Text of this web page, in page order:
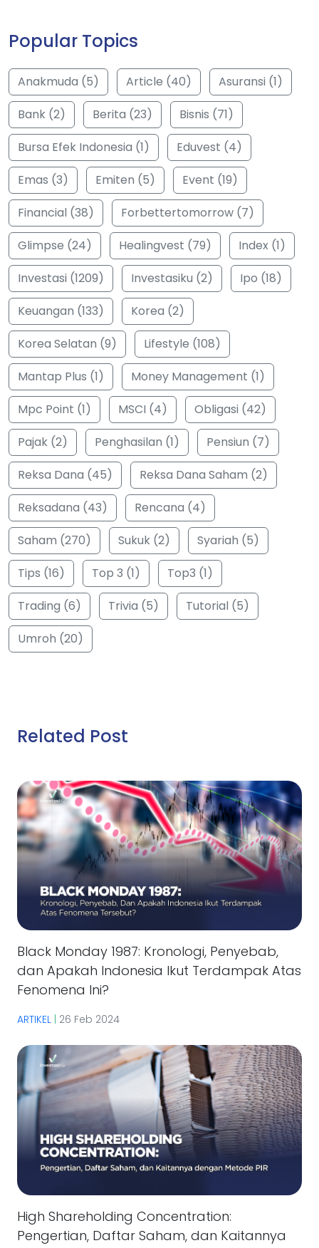
Popular Topics
Anakmuda (5) Article (40)
Asuransi (1)
Bank (2)
Berita (23)
Bisnis (71)
Bursa Efek Indonesia (1)
Eduvest (4)
Emas (3)
Emiten (5)
Event (19)
Financial (38)
Forbettertomorrow (7)
Glimpse (24)
Healingvest (79)
Index (1)
Investasi (1209)
Investasiku (2)
Ipo (18)
Keuangan (133)
Korea (2)
Korea Selatan (9)
Lifestyle (108)
Mantap Plus (1)
Money Management (1)
Mpc Point (1)
MSCI (4)
Obligasi (42)
Pajak (2)
Penghasilan (1)
Pensiun (7)
Reksa Dana (45)
Reksa Dana Saham (2)
Reksadana (43)
Rencana (4)
Saham (270)
Sukuk (2)
Syariah (5)
Tips (16)
Top 3 (1)
Top3 (1)
Trading (6)
Trivia (5)
Tutorial (5)
Umroh (20)
Related Post
Black Monday 1987: Kronologi, Penyebab,
dan Apakah Indonesia Ikut Terdampak Atas
Fenomena Ini?
ARTIKEL 26 Feb 2024
High Shareholding Concentration:
Pengertian, Daftar Saham, dan Kaitannya